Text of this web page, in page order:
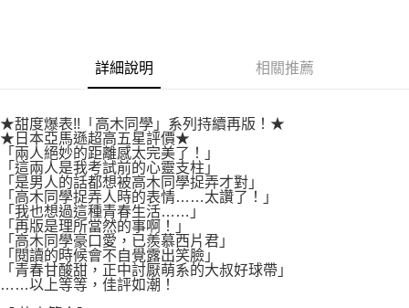
權轉讓予恩沛科技股份有限公司。
２．關於個人資料處理事宜，請瀏覽以下網址：
https://aftee.tw/terms/#terms3
「AFTEE先享後付」，若未經同意申辦者引起之損失，本公司不負相關責
任。
４．使用「AFTEE先享後付」時，將依據個別帳號之用戶狀況，依本公司即
時審查核予不同之上限額度；若仍有額度不足之情形，本公司將視審查結果
請求用戶進行身份認證。
５．嚴禁一人註冊多個帳號或使用他人資訊註冊。若發現惡意使用之情形，
恩沛科技股份有限公司將有權停止該用戶之使用額度並採取法律行動。
付款後7-11取貨
每筆NT$80，滿NT$500(含以上)免運費
宅配
每筆NT$100，滿NT$800(含以上)免運費
國家/地區配送
詳細說明 相關推薦
★甜度爆表!!「高木同學」系列持續再版！★
★日本亞馬遜超高五星評價★
「兩人絕妙的距離感太完美了！」
「這兩人是我考試前的心靈支柱」
「是男人的話都想被高木同學捉弄才對」
「高木同學捉弄人時的表情……太讚了！」
「我也想過這種青春生活……」
「再版是理所當然的事啊！」
「高木同學豪口愛，已羨慕西片君」
「閱讀的時候會不自覺露出笑臉」
「青春甘酸甜，正中討厭萌系的大叔好球帶」
……以上等等，佳評如潮！